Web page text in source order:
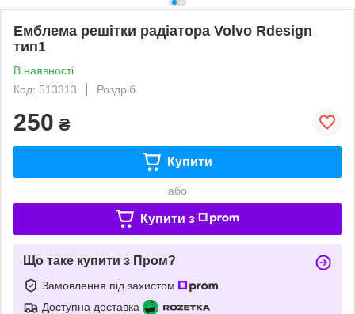
Емблема решітки радіатора Volvo Rdesign
тип1
В наявності
Код: 513313
Роздріб
250 ₴
Купити
або
Купити з
Що таке купити з Пром?
Замовлення під захистом
Доступна доставка